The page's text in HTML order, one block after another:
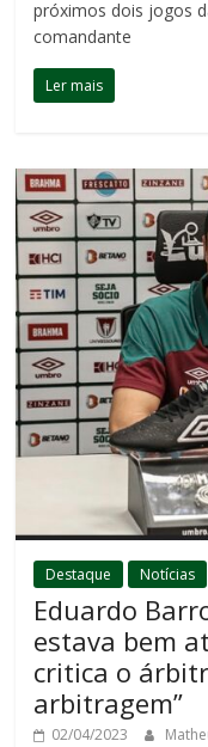
próximos dois jogos
comandante
Ler mais
Destaque Notícias
Eduardo
estava bem
critica o
arbitragem”
02/04/2023